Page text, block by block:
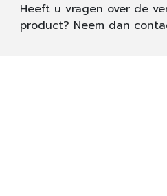
Heeft u vragen over de
product? Neem dan